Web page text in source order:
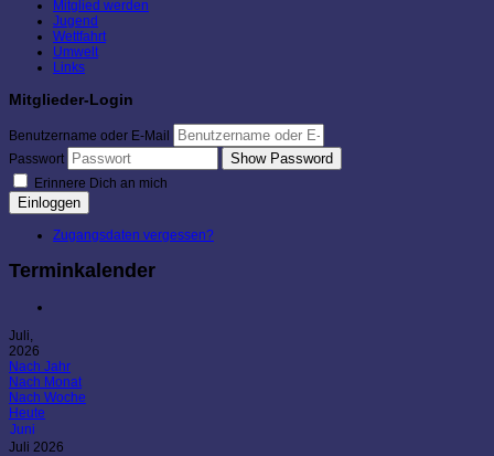
Mitglied werden
Jugend
Wettfahrt
Umwelt
Links
Mitglieder-Login
Benutzername oder E-Mail
Passwort
Show Password
Erinnere Dich an mich
Einloggen
Zugangsdaten vergessen?
Terminkalender
Juli,
2026
Nach Jahr
Nach Monat
Nach Woche
Heute
Juni
Juli 2026